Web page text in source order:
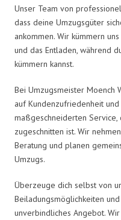
Unser Team von
dass deine Umzugsgüter
ankommen. Wir kümmern
und das Entladen, während
kümmern kannst.
Bei Umzugsmeister
auf Kundenzufriedenheit
maßgeschneiderten
zugeschnitten ist. Wir
Beratung und planen
Umzugs.
Überzeuge dich selbst von
Beiladungsmöglichkeiten
unverbindliches Angebot.